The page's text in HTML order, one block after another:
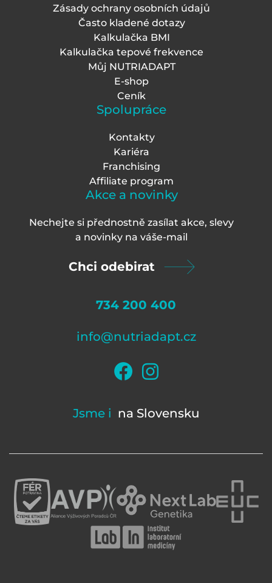
Zásady ochrany osobních údajů
Často kladené dotazy
Kalkulačka BMI
Kalkulačka tepové frekvence
Můj NUTRIADAPT
E-shop
Ceník
Spolupráce
Kontakty
Kariéra
Franchising
Affiliate program
Akce a novinky
Nechejte si přednostně zasílat akce, slevy
a novinky na váše-mail
Chci odebirat
734 200 400
info@nutriadapt.cz
Jsme i na Slovensku